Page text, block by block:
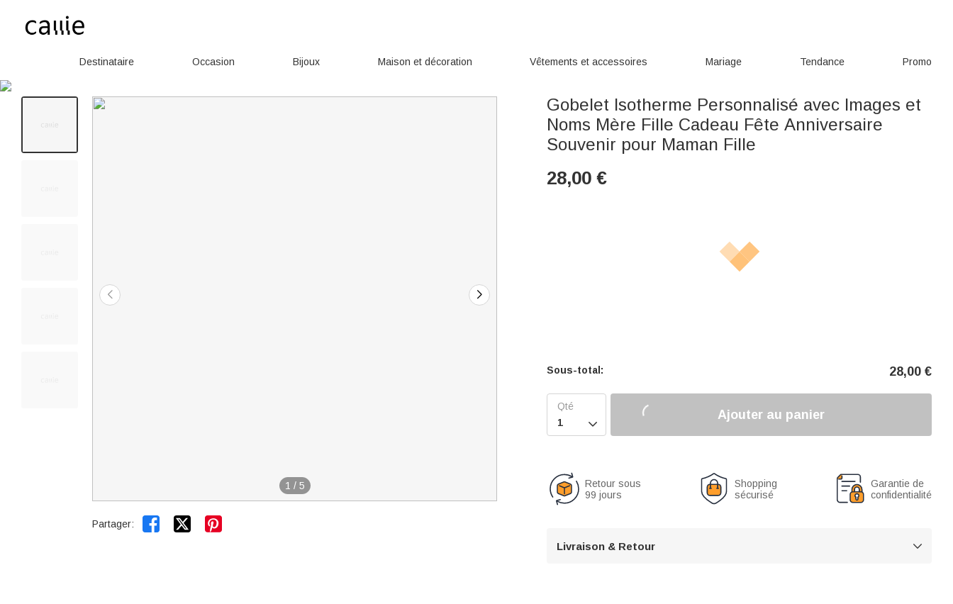
Destinataire Occasion Bijoux Maison et décoration Vêtements et accessoires Mariage Tendance Promo
1 / 5
Partager:  
Gobelet Isotherme Personnalisé avec Images et
Noms Mère Fille Cadeau Fête Anniversaire
Souvenir pour Maman Fille
28,00 €
Sous-total: 28,00 €

Ajouter au panier
Retour sous
99 jours
Shopping
sécurisé
Garantie de
confidentialité
Livraison & Retour 